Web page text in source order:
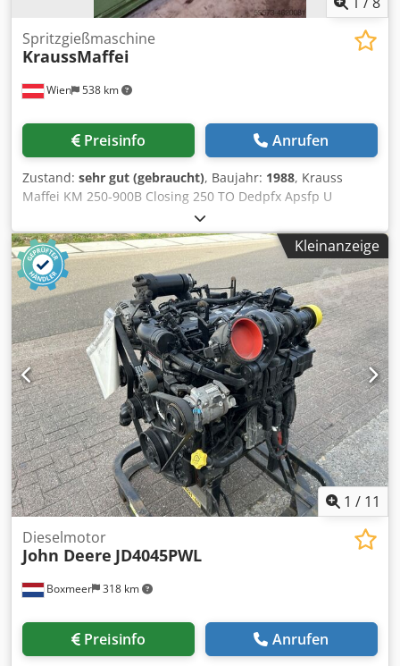
Wien 538 km
Spritzgießmaschine
KraussMaffei
Preisinfo Anrufen
Zustand: sehr gut (gebraucht), Baujahr: 1988, Krauss
Maffei KM 250-900B Closing 250 TO Dedpfx Apsfp U
Hveqekr Bj 1987 Spritzgeweicht : 470 g Holmen weit 63x56
Kleinanzeige
1 / 11
Boxmeer 318 km
Dieselmotor
John Deere JD4045PWL
Preisinfo Anrufen